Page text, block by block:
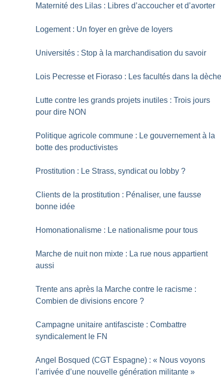
Maternité des Lilas : Libres d’accoucher et d’avorter
Logement : Un foyer en grève de loyers
Universités : Stop à la marchandisation du savoir
Lois Pecresse et Fioraso : Les facultés dans la
Lutte contre les grands projets inutiles : Trois jours
pour dire NON
Politique agricole commune : Le gouvernement à la
botte des productivistes
Prostitution : Le Strass, syndicat ou lobby ?
Clients de la prostitution : Pénaliser, une fausse
bonne idée
Homonationalisme : Le nationalisme pour tous
Marche de nuit non mixte : La rue nous appartient
aussi
Trente ans après la Marche contre le racisme :
Combien de divisions encore ?
Campagne unitaire antifasciste : Combattre
syndicalement le FN
Angel Bosqued (CGT Espagne) : « Nous voyons
l’arrivée d’une nouvelle génération militante »